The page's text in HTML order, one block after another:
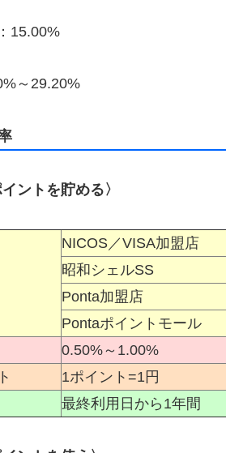
15.00%
～29.20%
ントを貯める〉
NICOS／VISA加盟店
昭和シェルSS
Ponta加盟店
Pontaポイントモール
0.50%～1.00%
1ポイント=1円
最終利用日から1年間